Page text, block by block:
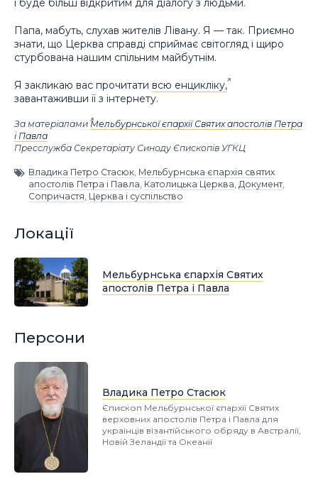
і буде більш відкритим для діалогу з людьми.
Папа, мабуть, слухав жителів Лівану. Я — так. Приємно
знати, що Церква справді сприймає світогляд і щиро
стурбована нашим спільним майбутнім.
Я закликаю вас прочитати всю енцикліку,
завантаживши її з інтернету.
За матеріаламиМельбурнської єпархії Святих апостолів Петра
і Павла
Пресслужба Секретаріату Синоду Єпископів УГКЦ
Владика Петро Стасюк Мельбурнська єпархія святих
апостолів Петра і Павла Католицька Церква Документ,
Сопричастя Церква і суспільство
Локації
Мельбурнська єпархія Святих
апостолів Петра і Павла
Персони
Владика Петро Стасюк
Єпископ Мельбурнської єпархії Святих
верховних апостолів Петра і Павла для
українців візантійського обряду в Австралії,
Новій Зеландії та Океанії